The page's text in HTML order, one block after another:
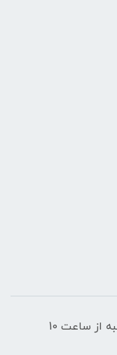
ساعات کاری فروشگاه _ شنبه تا چهارشنبه از ساعت 10